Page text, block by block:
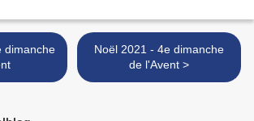
Noël 2021 - 4e dimanche
de l'Avent >